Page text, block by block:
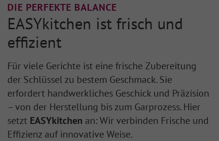
DIE PERFEKTE BALANCE
EASYkitchen ist frisch und
effizient
Für viele Gerichte ist eine frische Zubereitung
der Schlüssel zu bestem Geschmack. Sie
erfordert handwerkliches Geschick und Präzision
– von der Herstellung bis zum Garprozess. Hier
setzt EASYkitchen an: Wir verbinden Frische und
Effizienz auf innovative Weise.